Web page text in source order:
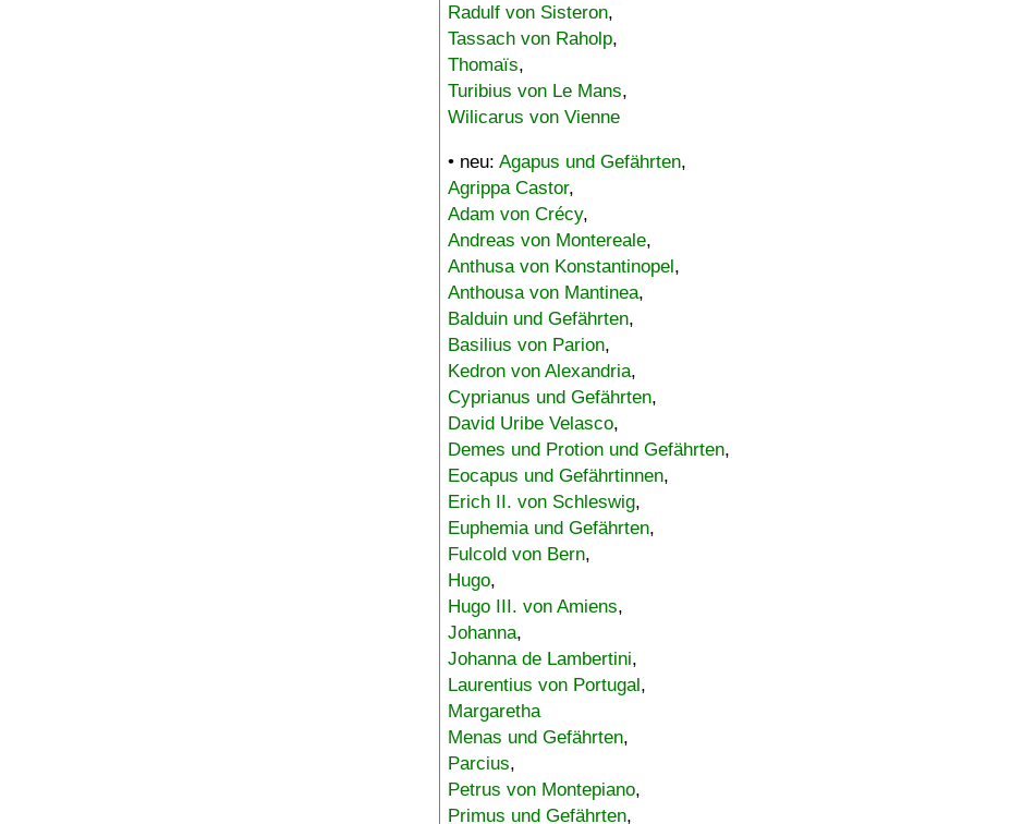
Radulf von Sisteron,
Tassach von Raholp,
Thomaïs,
Turibius von Le Mans,
Wilicarus von Vienne
• neu: Agapus und Gefährten,
Agrippa Castor,
Adam von Crécy,
Andreas von Montereale,
Anthusa von Konstantinopel,
Anthousa von Mantinea,
Balduin und Gefährten,
Basilius von Parion,
Kedron von Alexandria,
Cyprianus und Gefährten,
David Uribe Velasco,
Demes und Protion und Gefährten,
Eocapus und Gefährtinnen,
Erich II. von Schleswig,
Euphemia und Gefährten,
Fulcold von Bern,
Hugo,
Hugo III. von Amiens,
Johanna,
Johanna de Lambertini,
Laurentius von Portugal,
Margaretha
Menas und Gefährten,
Parcius,
Petrus von Montepiano,
Primus und Gefährten,